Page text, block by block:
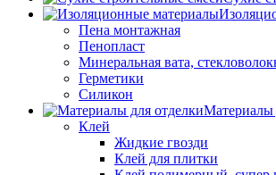
Пена монтажная
Пенопласт
Минеральная вата,
Герметики
Силикон
Материалы
Клей
Жидкие гвозди
Клей для плитки